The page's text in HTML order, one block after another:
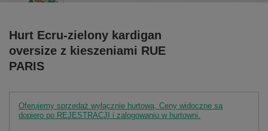
Hurt Ecru-zielony kardigan
oversize z kieszeniami RUE
PARIS
Oferujemy sprzedaż wyłącznie hurtową. Ceny widoczne są
dopiero po REJESTRACJI i zalogowaniu w hurtowni.